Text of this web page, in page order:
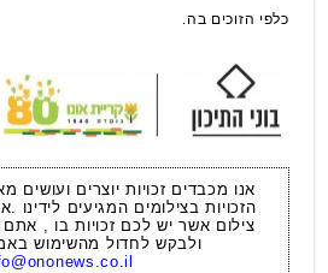
כלפי הזוכים בה.
אנו מכבדים זכויות יוצרים
הזכויות בצילומים המגיעים לידינו
צילום אשר יש לכם זכויות בו , אתם
ולבקש לחדול מהשימוש